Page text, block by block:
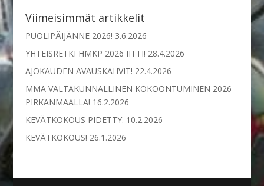
Viimeisimmät artikkelit
PUOLIPÄIJÄNNE 2026! 3.6.2026
YHTEISRETKI HMKP 2026 IITTI! 28.4.2026
AJOKAUDEN AVAUSKAHVIT! 22.4.2026
MMA VALTAKUNNALLINEN KOKOONTUMINEN 2026
PIRKANMAALLA! 16.2.2026
KEVÄTKOKOUS PIDETTY. 10.2.2026
KEVÄTKOKOUS! 26.1.2026